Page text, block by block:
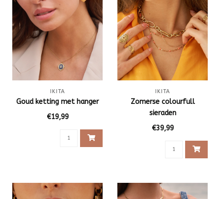
IKITA
Goud ketting met hanger
€19,99
IKITA
Zomerse colourfull
sieraden
€39,99